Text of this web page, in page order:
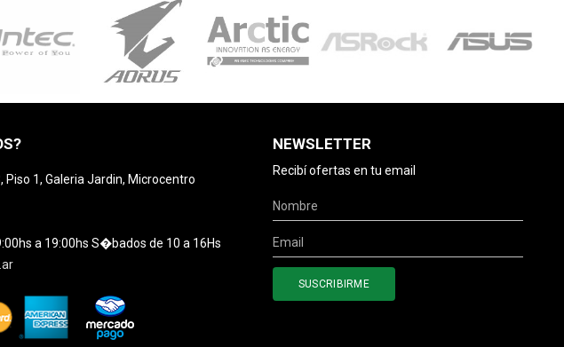
Piso 1, Galeria Jardin, Microcentro
a 19:00hs S�bados de 10 a 16Hs
NEWSLETTER
Recibí ofertas en tu email